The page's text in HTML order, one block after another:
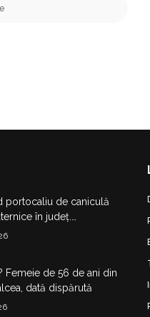
portocaliu de caniculă
în județ.
de până la 38°C și risc
Femeie de 56 de ani din
dată dispărută